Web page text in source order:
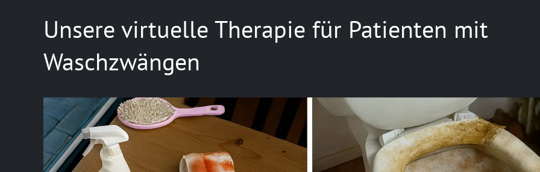
Unsere virtuelle Therapie für Patienten mit
Waschzwängen